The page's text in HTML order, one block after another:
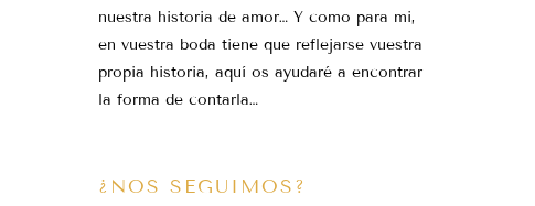
nuestra historia de amor… Y como para mi,
en vuestra boda tiene que reflejarse vuestra
propia historia, aquí os ayudaré a encontrar
la forma de contarla…
¿NOS SEGUIMOS?